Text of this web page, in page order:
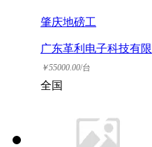
肇庆地磅工
广东革利电子科技有限
公司
￥55000.00/台
全国